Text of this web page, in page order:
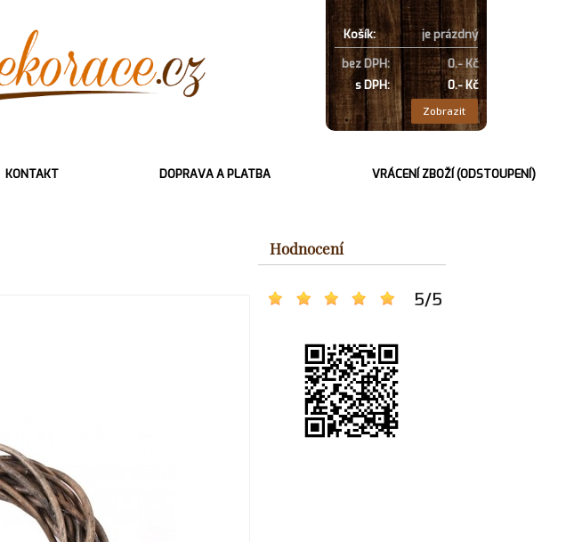
Košík:
je prázdný
bez DPH:
0.- Kč
s DPH:
0.- Kč
Zobrazit
KONTAKT DOPRAVA A PLATBA VRÁCENÍ ZBOŽÍ (ODSTOUPENÍ)
Hodnocení
5/5